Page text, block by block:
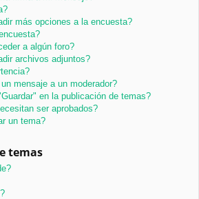
más opciones a la encuesta?
a algún foro?
archivos adjuntos?
mensaje a un moderador?
en la publicación de temas?
ser aprobados?
un tema?
temas